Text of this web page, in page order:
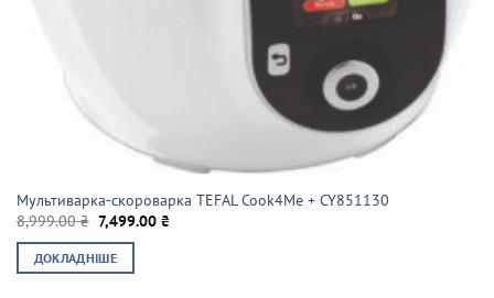
Мультиварка-скороварка TEFAL Cook4Me + CY851130
8,999.00₴ Оригінальна
ціна:
8,999.00 ₴.
7,499.00₴
ДОКЛАДНІШЕ